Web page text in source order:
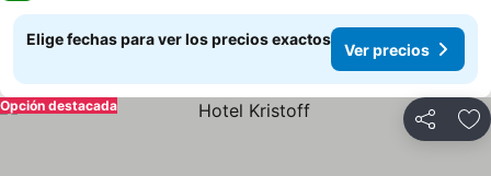
Elige fechas para ver los precios exactos
Ver precios
Compartir
Opción destacada